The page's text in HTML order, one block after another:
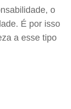
o
É por isso
a esse tipo